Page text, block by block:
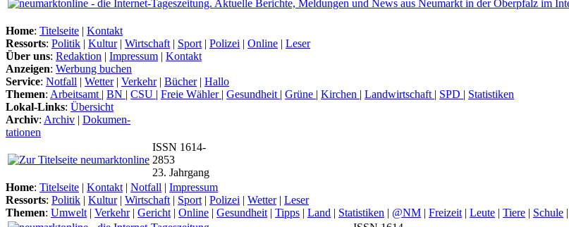
Home: Titelseite | Kontakt
Ressorts: Politik | Kultur| Wirtschaft | Sport | Polizei | Online | Leser
Über uns: Redaktion | Impressum | Kontakt
Anzeigen: Werbung buchen
Service: Notfall | Wetter| Verkehr| Bücher| Hallo
Themen: Arbeitsamt | BN | CSU | Freie Wähler | Gesundheit | Grüne | Kirchen | Landwirtschaft | SPD | Statistiken
Lokal-Links: Übersicht
Archiv: Archiv | Dokumen-
tationen
ISSN 1614-
2853
23. Jahrgang
Home: Titelseite | Kontakt | Notfall | Impressum
Ressorts: Politik | Kultur| Wirtschaft | Sport | Polizei | Wetter| Leser
Themen: Umwelt | Verkehr| Gericht | Online | Gesundheit | Tipps | Land | Statistiken | @NM | Freizeit | Leute | Tiere | Schule |